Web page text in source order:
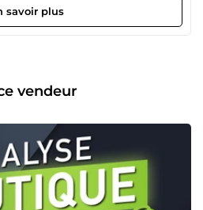
marketing, ce qui me
concrète et efficace. MES 5
savoir plus
vendeur